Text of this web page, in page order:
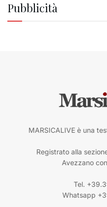
Pubblicità
MARSICALIVE è una
Registrato alla
Avezzano
Tel.
Whatsapp